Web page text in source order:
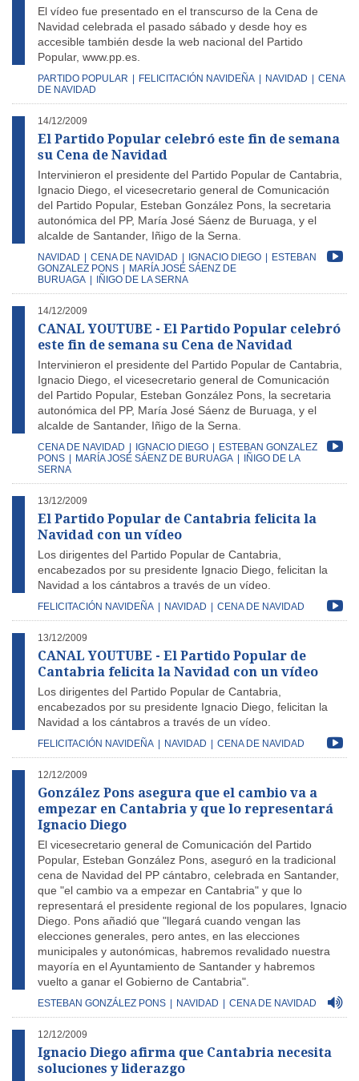
El vídeo fue presentado en el transcurso de la Cena de
Navidad celebrada el pasado sábado y desde hoy es
accesible también desde la web nacional del Partido
Popular, www.pp.es.
PARTIDO POPULAR FELICITACIÓN NAVIDEÑA NAVIDAD
CENA
DE NAVIDAD
14/12/2009
El Partido Popular celebró este fin de semana
su Cena de Navidad
Intervinieron el presidente del Partido Popular de Cantabria,
Ignacio Diego, el vicesecretario general de Comunicación
del Partido Popular, Esteban González Pons, la secretaria
autonómica del PP, María José Sáenz de Buruaga, y el
alcalde de Santander, Iñigo de la Serna.
NAVIDAD CENA DE NAVIDAD IGNACIO DIEGO
ESTEBAN
GONZALEZ PONS
MARÍA JOSÉ SÁENZ DE
BURUAGA
IÑIGO DE LA SERNA
14/12/2009
CANAL YOUTUBE - El Partido Popular celebró
este fin de semana su Cena de Navidad
Intervinieron el presidente del Partido Popular de Cantabria,
Ignacio Diego, el vicesecretario general de Comunicación
del Partido Popular, Esteban González Pons, la secretaria
autonómica del PP, María José Sáenz de Buruaga, y el
alcalde de Santander, Iñigo de la Serna.
CENA DE NAVIDAD IGNACIO DIEGO
ESTEBAN GONZALEZ
PONS
MARÍA JOSÉ SÁENZ DE BURUAGA
IÑIGO DE LA
SERNA
13/12/2009
El Partido Popular de Cantabria felicita la
Navidad con un vídeo
Los dirigentes del Partido Popular de Cantabria,
encabezados por su presidente Ignacio Diego, felicitan la
Navidad a los cántabros a través de un vídeo.
FELICITACIÓN NAVIDEÑA NAVIDAD CENA DE NAVIDAD
13/12/2009
CANAL YOUTUBE - El Partido Popular de
Cantabria felicita la Navidad con un vídeo
Los dirigentes del Partido Popular de Cantabria,
encabezados por su presidente Ignacio Diego, felicitan la
Navidad a los cántabros a través de un vídeo.
FELICITACIÓN NAVIDEÑA NAVIDAD CENA DE NAVIDAD
12/12/2009
González Pons asegura que el cambio va a
empezar en Cantabria y que lo representará
Ignacio Diego
El vicesecretario general de Comunicación del Partido
Popular, Esteban González Pons, aseguró en la tradicional
cena de Navidad del PP cántabro, celebrada en Santander,
que "el cambio va a empezar en Cantabria" y que lo
representará el presidente regional de los populares, Ignacio
Diego. Pons añadió que "llegará cuando vengan las
elecciones generales, pero antes, en las elecciones
municipales y autonómicas, habremos revalidado nuestra
mayoría en el Ayuntamiento de Santander y habremos
vuelto a ganar el Gobierno de Cantabria".
ESTEBAN GONZÁLEZ PONS NAVIDAD CENA DE NAVIDAD
12/12/2009
Ignacio Diego afirma que Cantabria necesita
soluciones y liderazgo